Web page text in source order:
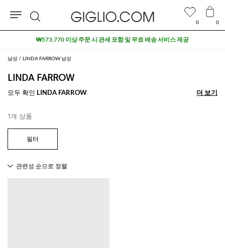
남성 LINDA FARROW 남성
LINDA FARROW
모두 확인 LINDA FARROW 더 보기
더 보기
1개 상품
0 0
검
색
₩573,770 이상 주문 시 관세 포함 및 무료 배송 서비스 제공